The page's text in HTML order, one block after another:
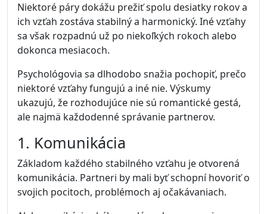
Niektoré páry dokážu prežiť spolu desiatky rokov a
ich vzťah zostáva stabilný a harmonický. Iné vzťahy
sa však rozpadnú už po niekoľkých rokoch alebo
dokonca mesiacoch.
Psychológovia sa dlhodobo snažia pochopiť, prečo
niektoré vzťahy fungujú a iné nie. Výskumy
ukazujú, že rozhodujúce nie sú romantické gestá,
ale najmä každodenné správanie partnerov.
1. Komunikácia
Základom každého stabilného vzťahu je otvorená
komunikácia. Partneri by mali byť schopní hovoriť o
svojich pocitoch, problémoch aj očakávaniach.